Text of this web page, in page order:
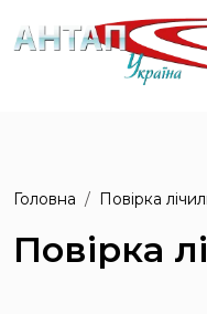
Головна Повірка
Повірка